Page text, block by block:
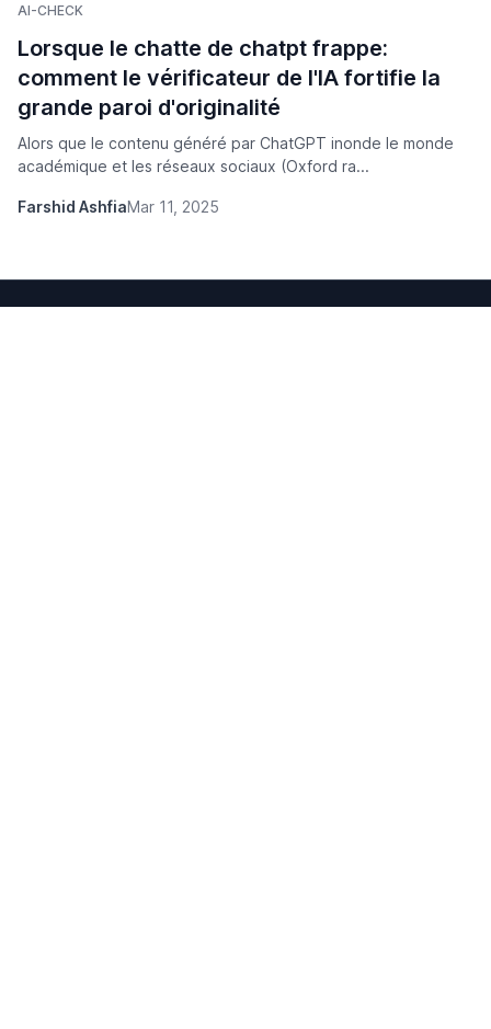
AI-CHECK
Lorsque le chatte de chatpt frappe:
comment le vérificateur de l'IA fortifie la
grande paroi d'originalité
Alors que le contenu généré par ChatGPT inonde le monde
académique et les réseaux sociaux (Oxford ra...
Farshid AshfiaMar 11, 2025